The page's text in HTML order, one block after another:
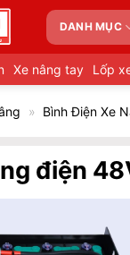
DANH MỤC
Xe nâng tay Lốp
» Bình Điện Xe
điện